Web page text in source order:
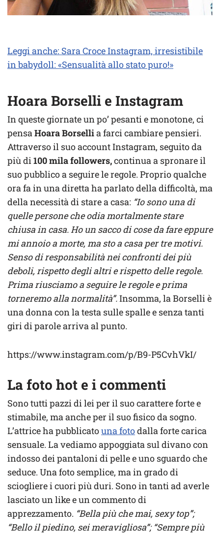
Leggi anche: Sara Croce Instagram, irresistibile
in babydoll: «Sensualità allo stato puro!»
Hoara Borselli e Instagram
In queste giornate un po’ pesanti e monotone, ci
pensa Hoara Borsellia farci cambiare pensieri.
Attraverso il suo account Instagram, seguito da
più di 100 mila followers,continua a spronare il
suo pubblico a seguire le regole. Proprio qualche
ora fa in una diretta ha parlato della difficoltà, ma
della necessità di stare a casa: “Io sono una di
quelle persone che odia mortalmente stare
chiusa in casa. Ho un sacco di cose da fare eppure
mi annoio a morte, ma sto a casa per tre motivi.
Senso di responsabilità nei confronti dei più
deboli, rispetto degli altri e rispetto delle regole.
Prima riusciamo a seguire le regole e prima
torneremo alla normalità”.Insomma, la Borselli è
una donna con la testa sulle spalle e senza tanti
giri di parole arriva al punto.
https://www.instagram.com/p/B9-P5CvhVkI/
La foto hot e i commenti
Sono tutti pazzi di lei per il suo carattere forte e
stimabile, ma anche per il suo fisico da sogno.
L’attrice ha pubblicatouna fotodalla forte carica
sensuale. La vediamo appoggiata sul divano con
indosso dei pantaloni di pelle e uno sguardo che
seduce. Una foto semplice, ma in grado di
sciogliere i cuori più duri. Sono in tanti ad averle
lasciato un like e un commento di
apprezzamento. “Bella più che mai, sexy top”;
“Bello il piedino, sei meravigliosa”; “Sempre più